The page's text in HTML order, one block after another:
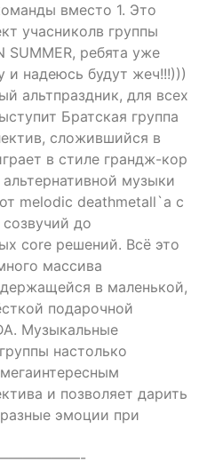
вместо 1. Это
учасниколв группы
SUMMER, ребята уже
надеюсь будут жеч!!!)))
альтпраздник, для всех
Братская группа
сложившийся в
в стиле грандж-кор
музыки
melodic deathmetall`а с
до
core решений. Всё это
массива
в маленькой,
подарочной
Музыкальные
настолько
и позволяет дарить
эмоции при